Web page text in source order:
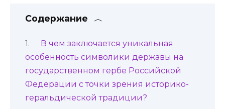
Содержание
В чем заключается уникальная
особенность символики державы на
государственном гербе Российской
Федерации с точки зрения историко-
геральдической традиции?